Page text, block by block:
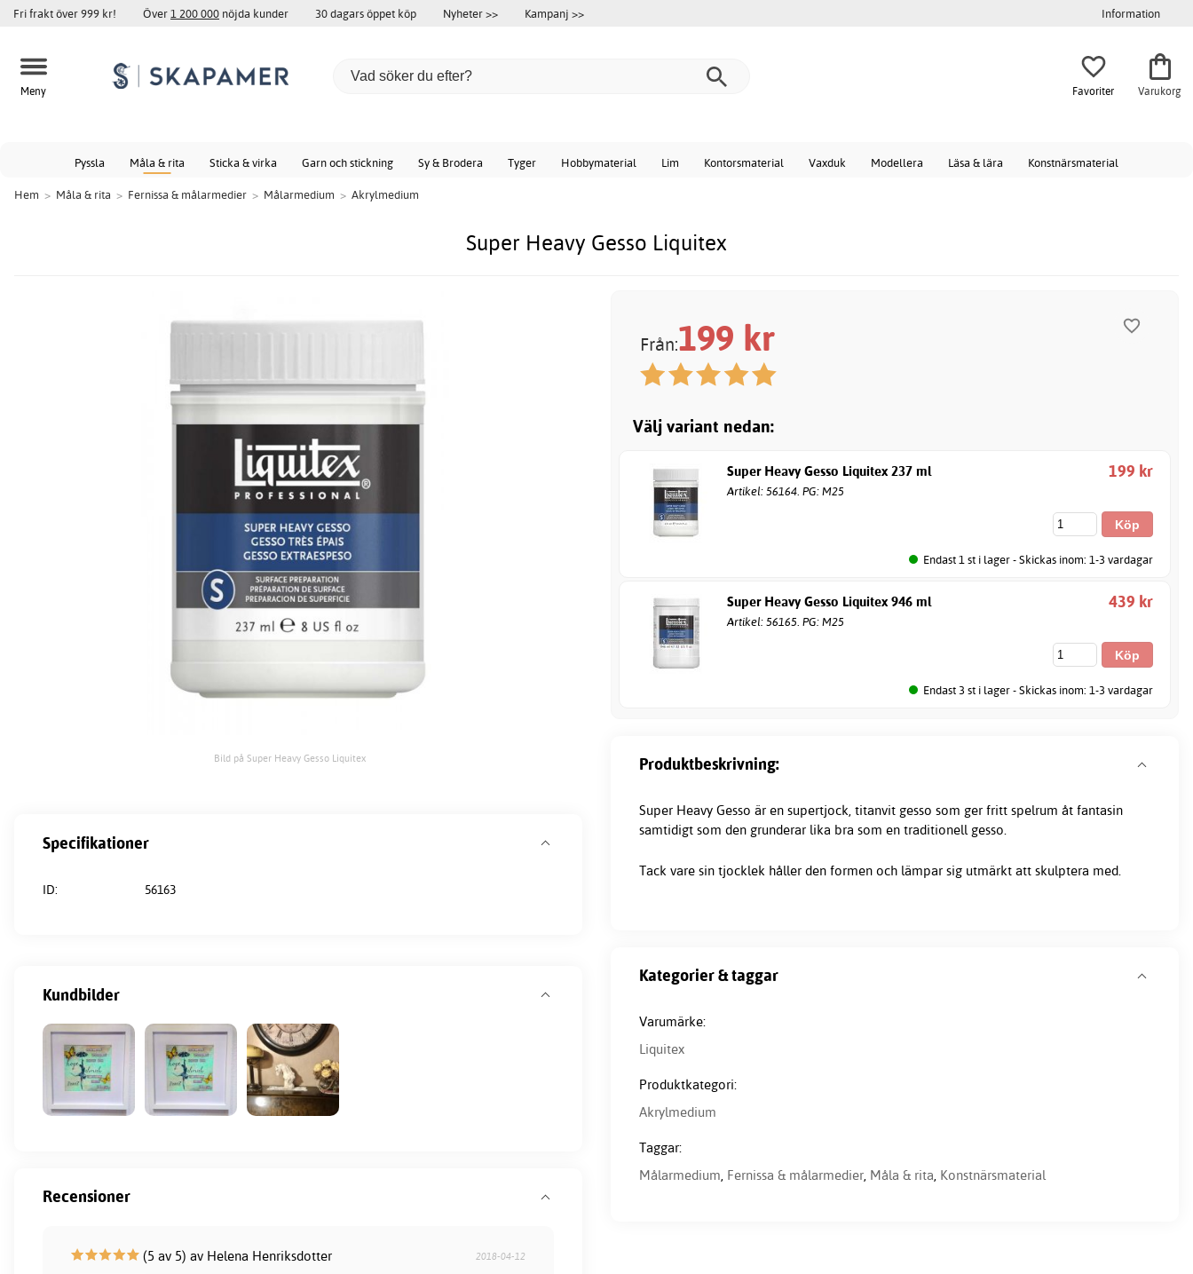
Fri frakt över 999 kr! Över1 200 000 nöjda kunder 30 dagars öppet köp Nyheter >> Kampanj >> Information
Meny Favoriter Varukorg
Pyssla Måla & rita Sticka & virka Garn och stickning Sy & Brodera Tyger Hobbymaterial Lim Kontorsmaterial Vaxduk Modellera Läsa & lära Konstnärsmaterial
Hem > Måla & rita > Fernissa & målarmedier > Målarmedium > Akrylmedium
Super Heavy Gesso Liquitex
Bild på Super Heavy Gesso Liquitex
Från:199 kr
Välj variant nedan:
Super Heavy Gesso Liquitex 237 ml
Artikel: 56164. PG: M25
199 kr
Endast 1 st i lager - Skickas inom: 1-3 vardagar
Super Heavy Gesso Liquitex 946 ml
Artikel: 56165. PG: M25
439 kr
Endast 3 st i lager - Skickas inom: 1-3 vardagar
Produktbeskrivning:
Super Heavy Gesso är en supertjock, titanvit gesso som ger fritt spelrum åt fantasin
samtidigt som den grunderar lika bra som en traditionell gesso.
Tack vare sin tjocklek håller den formen och lämpar sig utmärkt att skulptera med.
Specifikationer
ID: 56163
Kategorier & taggar
Varumärke:
Liquitex
Produktkategori:
Akrylmedium
Taggar:
Målarmedium, Fernissa & målarmedier, Måla & rita, Konstnärsmaterial
Kundbilder
Recensioner
(5 av 5) av Helena Henriksdotter 2018-04-12